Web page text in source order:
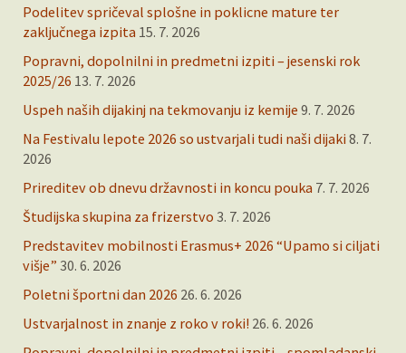
Podelitev spričeval splošne in poklicne mature ter
zaključnega izpita 15. 7. 2026
Popravni, dopolnilni in predmetni izpiti – jesenski rok
2025/26 13. 7. 2026
Uspeh naših dijakinj na tekmovanju iz kemije 9. 7. 2026
Na Festivalu lepote 2026 so ustvarjali tudi naši dijaki 8. 7.
2026
Prireditev ob dnevu državnosti in koncu pouka 7. 7. 2026
Študijska skupina za frizerstvo 3. 7. 2026
Predstavitev mobilnosti Erasmus+ 2026 “Upamo si ciljati
višje” 30. 6. 2026
Poletni športni dan 2026 26. 6. 2026
Ustvarjalnost in znanje z roko v roki! 26. 6. 2026